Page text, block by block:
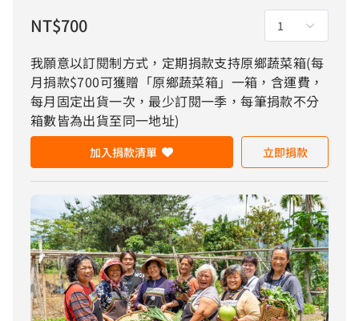
NT$700 1
我願意以訂閱制方式，定期捐款支持原鄉蔬菜箱(每
月捐款$700可獲贈「原鄉蔬菜箱」一箱，含運費，
每月固定出貨一次，最少訂閱一季，每筆捐款不分
箱數皆為出貨至同一地址)
加入捐款清單 立即捐款